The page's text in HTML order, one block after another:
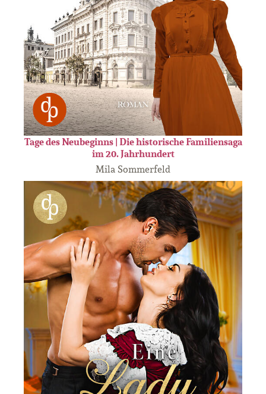
Tage des Neubeginns | Die historische Familiensaga
im 20. Jahrhundert
Mila Sommerfeld